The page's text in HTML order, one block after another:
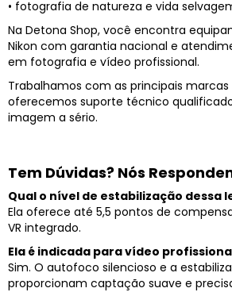
• fotografia de natureza e vida
Na Detona Shop, você encontra
Nikon com garantia nacional e
em fotografia e vídeo profissional.
Trabalhamos com as principais
oferecemos suporte técnico
imagem a sério.
Tem Dúvidas? Nós
Qual o nível de estabilização dessa
Ela oferece até 5,5 pontos de
VR integrado.
Ela é indicada para vídeo
Sim. O autofoco silencioso e a
proporcionam captação suave e